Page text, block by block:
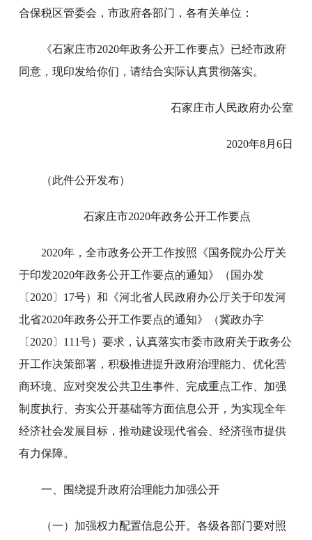
合保税区管委会，市政府各部门，各有关单位：
《石家庄市2020年政务公开工作要点》已经市政府
同意，现印发给你们，请结合实际认真贯彻落实。
石家庄市人民政府办公室
2020年8月6日
（此件公开发布）
石家庄市2020年政务公开工作要点
2020年，全市政务公开工作按照《国务院办公厅关
于印发2020年政务公开工作要点的通知》（国办发
〔2020〕17号）和《河北省人民政府办公厅关于印发河
北省2020年政务公开工作要点的通知》（冀政办字
〔2020〕111号）要求，认真落实市委市政府关于政务公
开工作决策部署，积极推进提升政府治理能力、优化营
商环境、应对突发公共卫生事件、完成重点工作、加强
制度执行、夯实公开基础等方面信息公开，为实现全年
经济社会发展目标，推动建设现代省会、经济强市提供
有力保障。
一、围绕提升政府治理能力加强公开
（一）加强权力配置信息公开。各级各部门要对照